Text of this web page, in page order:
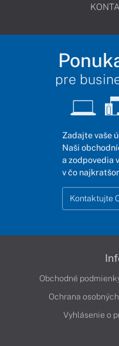
pre
Zadajte vaše
Naši
a zodpovedia
v čo
Kontaktujte
Obchodné
Ochrana
Vyhlásenie o